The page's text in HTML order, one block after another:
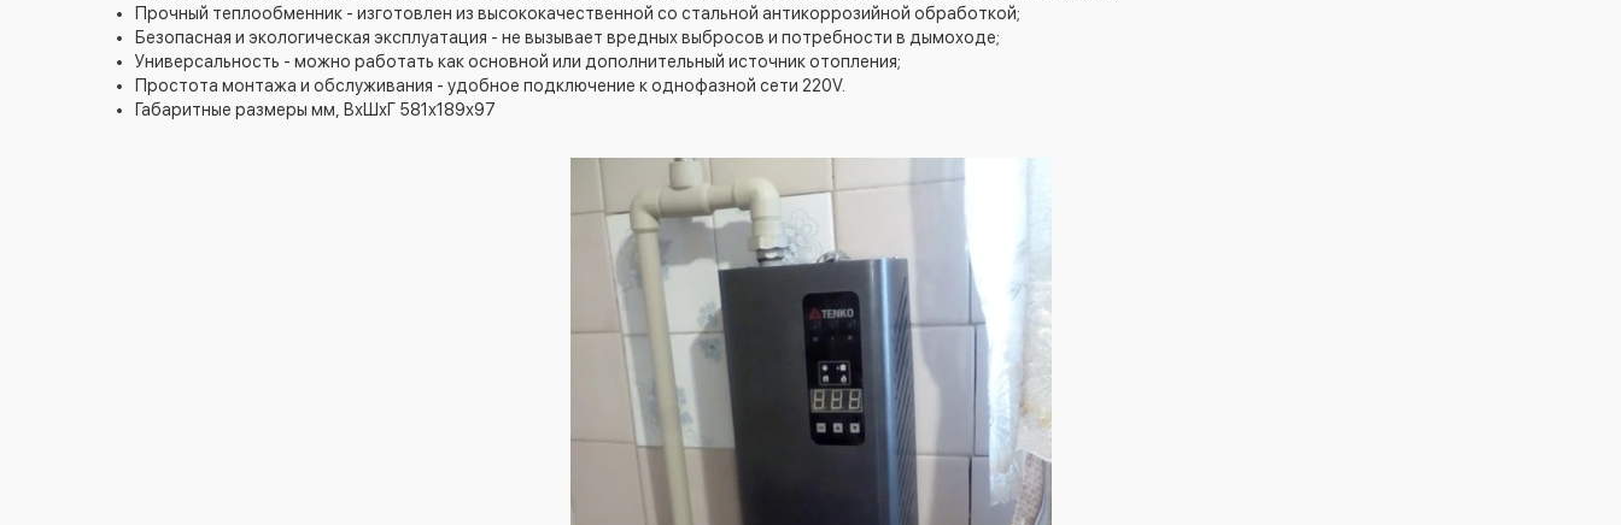
Прочный теплообменник - изготовлен из высококачественной со стальной антикоррозийной обработкой;
Безопасная и экологическая эксплуатация - не вызывает вредных выбросов и потребности в дымоходе;
Универсальность - можно работать как основной или дополнительный источник отопления;
Простота монтажа и обслуживания - удобное подключение к однофазной сети 220V.
Габаритные размеры мм, ВхШхГ 581х189х97